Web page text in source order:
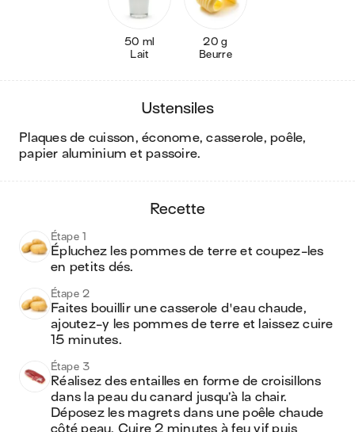
50 ml
Lait
20 g
Beurre
ustensiles
plaques de cuisson, économe, casserole, poêle,
papier aluminium et passoire.
recette
Étape 1
Épluchez les pommes de terre et coupez-les
en petits dés.
Étape 2
Faites bouillir une casserole d'eau chaude,
ajoutez-y les pommes de terre et laissez cuire
15 minutes.
Étape 3
Réalisez des entailles en forme de croisillons
dans la peau du canard jusqu’à la chair.
Déposez les magrets dans une poêle chaude
côté peau. Cuire 2 minutes à feu vif puis